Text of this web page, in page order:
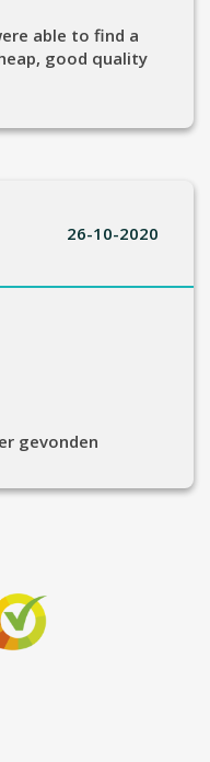
able to find a
good quality
26-10-2020
gevonden